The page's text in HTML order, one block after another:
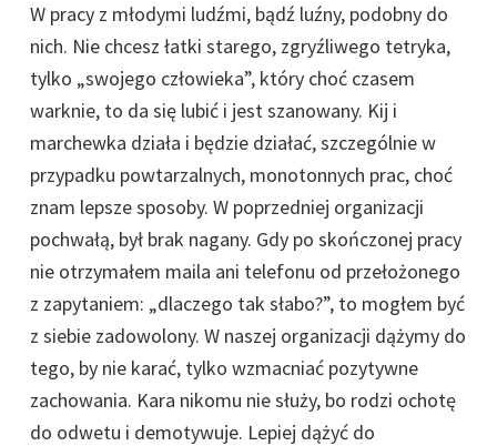
W pracy z młodymi ludźmi, bądź luźny, podobny do
nich. Nie chcesz łatki starego, zgryźliwego tetryka,
tylko „swojego człowieka”, który choć czasem
warknie, to da się lubić i jest szanowany. Kij i
marchewka działa i będzie działać, szczególnie w
przypadku powtarzalnych, monotonnych prac, choć
znam lepsze sposoby. W poprzedniej organizacji
pochwałą, był brak nagany. Gdy po skończonej pracy
nie otrzymałem maila ani telefonu od przełożonego
z zapytaniem: „dlaczego tak słabo?”, to mogłem być
z siebie zadowolony. W naszej organizacji dążymy do
tego, by nie karać, tylko wzmacniać pozytywne
zachowania. Kara nikomu nie służy, bo rodzi ochotę
do odwetu i demotywuje. Lepiej dążyć do